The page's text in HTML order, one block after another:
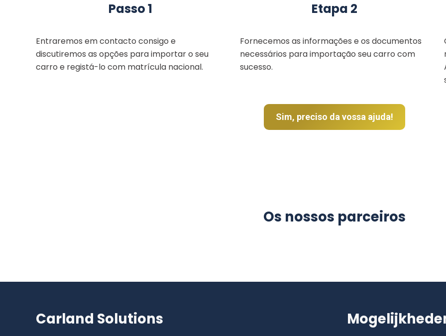
Passo 1
Entraremos em contacto consigo e
discutiremos as opções para importar o seu
carro e registá-lo com matrícula nacional.
Etapa 2
Fornecemos as informações e os documentos
necessários para importação seu carro com
sucesso.
Sim, preciso da vossa ajuda!
Os nossos parceiros
Carland Solutions